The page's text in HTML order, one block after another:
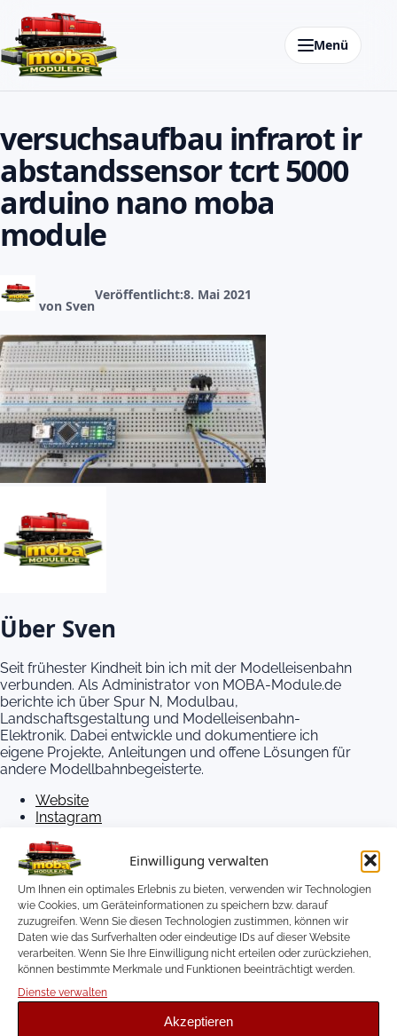
Einwilligung verwalten
Um Ihnen ein optimales Erlebnis zu bieten, verwenden wir Technologien
wie Cookies, um Geräteinformationen zu speichern bzw. darauf
zuzugreifen. Wenn Sie diesen Technologien zustimmen, können wir
Daten wie das Surfverhalten oder eindeutige IDs auf dieser Website
verarbeiten. Wenn Sie Ihre Einwilligung nicht erteilen oder zurückziehen,
können bestimmte Merkmale und Funktionen beeinträchtigt werden.
Dienste verwalten
Akzeptieren
Menü
versuchsaufbau infrarot ir
abstandssensor tcrt 5000
arduino nano moba
module
von Sven
Veröffentlicht:8. Mai 2021
Über Sven
Seit frühester Kindheit bin ich mit der Modelleisenbahn
verbunden. Als Administrator von MOBA-Module.de
berichte ich über Spur N, Modulbau,
Landschaftsgestaltung und Modelleisenbahn-
Elektronik. Dabei entwickle und dokumentiere ich
eigene Projekte, Anleitungen und offene Lösungen für
andere Modellbahnbegeisterte.
Website
Instagram
Schreibe einen Kommentar
Du musstangemeldetsein, um einen